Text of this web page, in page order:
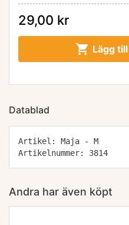
29,00 kr
 Lägg
Datablad
Artikel: Maja - M
Artikelnummer: 3814
Andra har även köpt